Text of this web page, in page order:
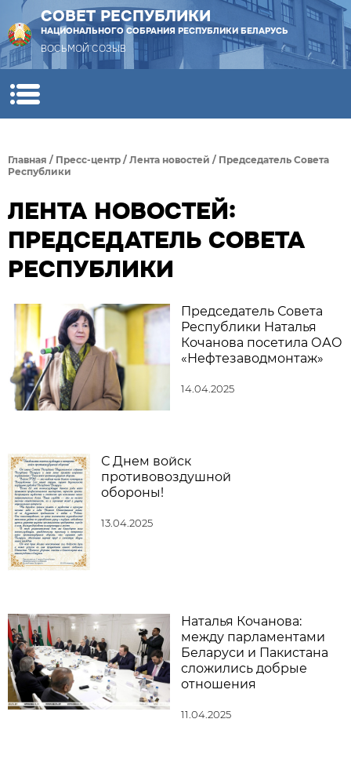
СОВЕТ РЕСПУБЛИКИ
НАЦИОНАЛЬНОГО СОБРАНИЯ РЕСПУБЛИКИ БЕЛАРУСЬ
ВОСЬМОЙ СОЗЫВ
Главная / Пресс-центр / Лента новостей / Председатель Совета
Республики
ЛЕНТА НОВОСТЕЙ:
ПРЕДСЕДАТЕЛЬ СОВЕТА
РЕСПУБЛИКИ
Председатель Совета
Республики Наталья
Кочанова посетила ОАО
«Нефтезаводмонтаж»
14.04.2025
С Днем войск
противовоздушной
обороны!
13.04.2025
Наталья Кочанова:
между парламентами
Беларуси и Пакистана
сложились добрые
отношения
11.04.2025